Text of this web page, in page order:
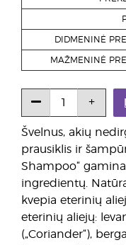
Švelnus, akių
prausiklis ir
Shampoo“
ingredientų.
kvepia eterinių
eterinių aliejų:
(„Coriander“),
DIDMENINĖ
MAŽMENINĖ